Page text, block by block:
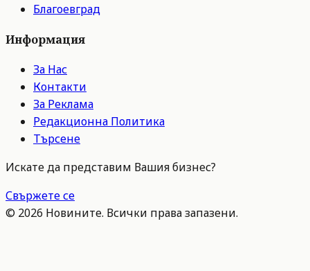
Благоевград
Информация
За Нас
Контакти
За Реклама
Редакционна Политика
Търсене
Искате да представим Вашия бизнес?
Свържете се
© 2026 Новините. Всички права запазени.